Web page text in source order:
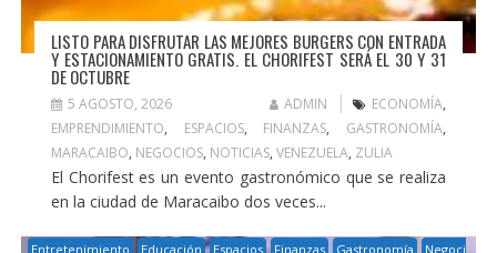
LISTO PARA DISFRUTAR LAS MEJORES BURGERS CON ENTRADA
Y ESTACIONAMIENTO GRATIS. EL CHORIFEST SERÁ EL 30 Y 31
DE OCTUBRE
5 AGOSTO, 2026 ADMIN ECONOMÍA,
EMPRENDIMIENTO, ESPACIOS, FINANZAS, GASTRONOMÍA,
MARACAIBO, NEGOCIOS, NOTICIAS, VENEZUELA, ZULIA
El Chorifest es un evento gastronómico que se realiza
en la ciudad de Maracaibo dos veces...
Entretenimiento Educación Espacios Finanzas Gastronomía
Negoci